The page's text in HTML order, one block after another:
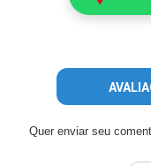
Quer enviar seu